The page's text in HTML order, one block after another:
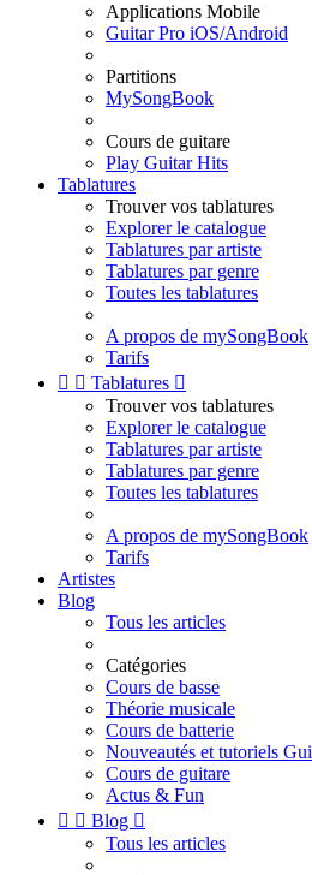
Applications Mobile
Guitar Pro iOS/Android
Partitions
MySongBook
Cours de guitare
Play Guitar Hits
Tablatures
Trouver vos tablatures
Explorer le catalogue
Tablatures par artiste
Tablatures par genre
Toutes les tablatures
A propos de mySongBook
Tarifs
  Tablatures 
Trouver vos tablatures
Explorer le catalogue
Tablatures par artiste
Tablatures par genre
Toutes les tablatures
A propos de mySongBook
Tarifs
Artistes
Blog
Tous les articles
Catégories
Cours de basse
Théorie musicale
Cours de batterie
Nouveautés et tutoriels
Cours de guitare
Actus & Fun
  Blog 
Tous les articles